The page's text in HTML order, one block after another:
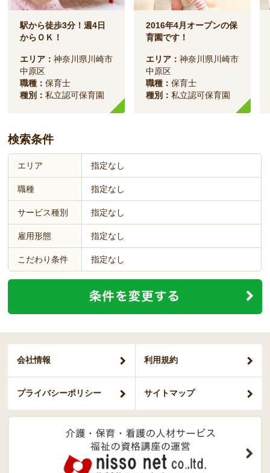
駅から徒歩3分！週4日
からＯＫ！
エリア：神奈川県川崎市
中原区
職種：保育士
種別：私立認可保育園
2016年4月オープンの保
育園です！
エリア：神奈川県川崎市
中原区
職種：保育士
種別：私立認可保育園
検索条件
エリア 指定なし
職種 指定なし
サービス種別 指定なし
雇用形態 指定なし
こだわり条件 指定なし
会社情報 利用規約
プライバシーポリシー サイトマップ